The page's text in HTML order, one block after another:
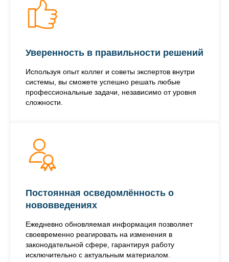
Уверенность в правильности решений
Используя опыт коллег и советы экспертов внутри
системы, вы сможете успешно решать любые
профессиональные задачи, независимо от уровня
сложности.
Постоянная осведомлённость о
нововведениях
Ежедневно обновляемая информация позволяет
своевременно реагировать на изменения в
законодательной сфере, гарантируя работу
исключительно с актуальным материалом.